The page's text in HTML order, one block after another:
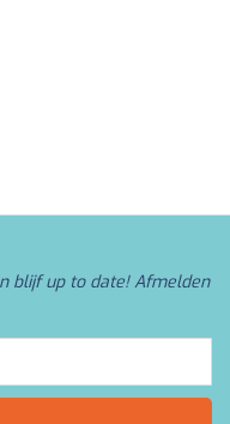
blijf up to date! Afmelden